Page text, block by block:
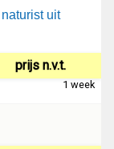
uit
prijs n.v.t.
1 week